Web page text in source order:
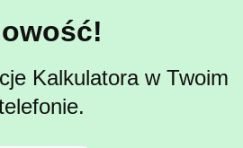
Kalkulatora w Twoim